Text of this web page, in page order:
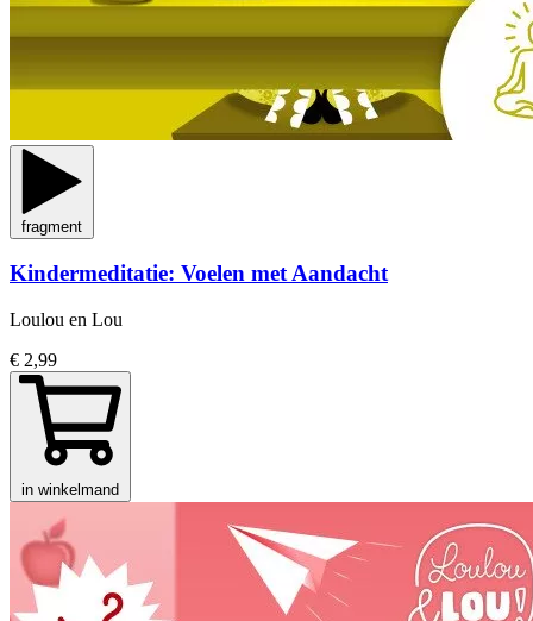
fragment
Kindermeditatie: Voelen met Aandacht
Loulou en Lou
€ 2,99
in winkelmand